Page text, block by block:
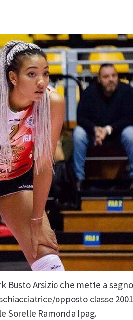
Busto Arsizio che mette a
opposto classe
Sorelle Ramonda Ipag.